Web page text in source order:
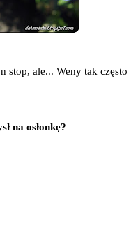
stop, ale... Weny tak często
na osłonkę?